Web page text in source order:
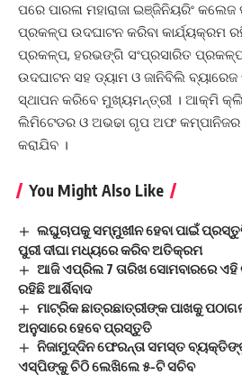
ପରେ ପାରଳା ମହାରାଜା ଇଞ୍ଜିନିୟରିଂ
ପ୍ରକଳ୍ପ ଉଦଘାଟନ କରିବା କାର୍ଯ୍ୟକ୍ରମ
ପ୍ରକଳ୍ପ, ହରଭଙ୍ଗି ସଂପ୍ରସାରିତ
ଉଦଘାଟନ ସହ ଡ୍ୟାମ ଓ ଜାନିବିଲି
ସ୍ଥାପନ କରିବେ ମୁଖ୍ୟମନ୍ତ୍ରୀ । ଆକ୍ମି
ଲିମିଟେଡର ଓ ଅଭଢା ଗୃପ ଅଫ
କରାଯିବ ।
You Might Also Like
ଲଘୁଚାପକୁ ସମ୍ମୁଖୀନ ହେବା ପାଇଁ
ପୁରୀ ଦୀଘା ମଧ୍ୟରେ କରିବ ଅତିକ୍ରମ
ଆଜି ଏପ୍ରିଲ 7 ତାରିଖ ସୋମବାରରେ ଏହି
ରହିଛି ଆର୍ଶିବାଦ
ମାଟ୍ରିକ ଛାତ୍ରଛାତ୍ରୀଙ୍କ ପାଖକୁ
ଅନୁସାରେ ହେବେ ପ୍ରସ୍ତୁତି
ନିଜାମୁଦ୍ଦିନ ଫେରନ୍ତା ସମସ୍ତ
ଏସ୍‌ପିଙ୍କୁ ଚିଠି ଲେଖିଲେ ୫-ଟି ସଚିବ